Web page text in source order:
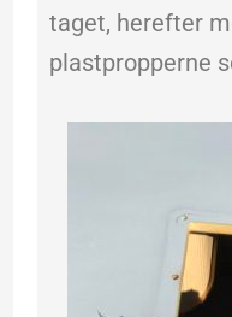
taget, herefter
plastpropperne